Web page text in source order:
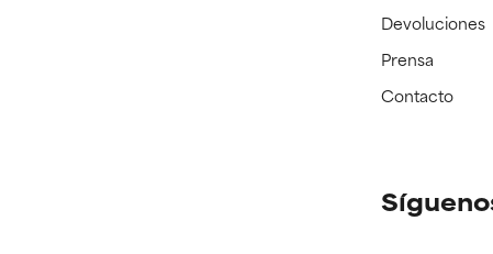
Devoluciones
Prensa
Contacto